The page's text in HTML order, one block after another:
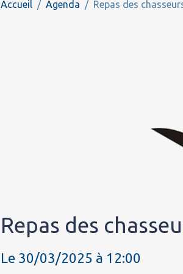
Accueil Agenda Repas des
Repas des
Le 30/03/2025 à 12:00